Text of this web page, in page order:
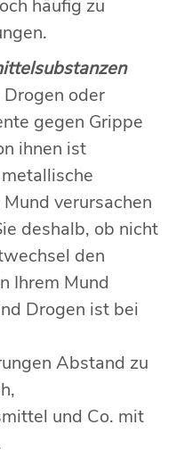
häufig zu
oder
gegen Grippe
ihnen ist
verursachen
deshalb, ob nicht
den
Ihrem Mund
Drogen ist bei
Abstand zu
und Co. mit